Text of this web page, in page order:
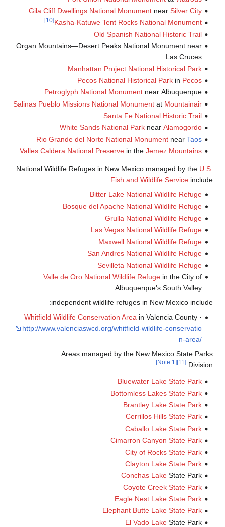
Gila Cliff Dwellings National Monumentnear
Kasha-Katuwe Tent Rocks National
[10]
Old Spanish National
Organ Mountains—Desert Peaks National
Manhattan Project National
Pecos National Historical Park
Petroglyph National Monumentnear
Salinas Pueblo Missions National Monumentat
Santa Fe National
White Sands National Parknear
Rio Grande del Norte National Monument
Valles Caldera National Preserve in theJemez
National Wildlife Refuges in New Mexico managed
Fish and Wildlife
Bitter Lake National Wildlife
Bosque del Apache National Wildlife
Grulla National Wildlife
Las Vegas National Wildlife
Maxwell National Wildlife
San Andres National Wildlife
Sevilleta National Wildlife
Valle de Oro National Wildlife Refuge in the
Albuquerque's
independent wildlife refuges in New
Whitfield Wildlife Conservation Areain Valencia
http://www.valenciaswcd.org/whitfield-wildlife-
Areas managed by the New Mexico
Bluewater Lake
Bottomless Lakes
Brantley Lake
Cerrillos Hills
Caballo Lake
Cimarron Canyon
City of Rocks
Clayton Lake
Conchas Lake
Coyote Creek
Eagle Nest Lake
Elephant Butte Lake
El Vado Lake